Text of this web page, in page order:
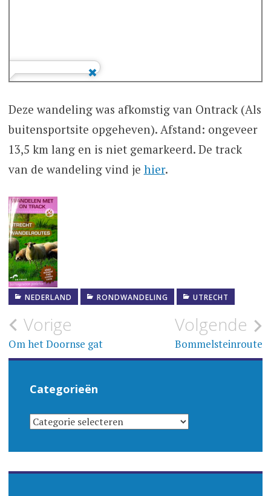
Deze wandeling was afkomstig van Ontrack (Als
buitensportsite opgeheven). Afstand: ongeveer
13,5 km lang en is niet gemarkeerd. De track
van de wandeling vind je hier.
NEDERLAND RONDWANDELING UTRECHT
Bericht
navigatie
Vorige
Om het Doornse gat
Volgende
Bommelsteinroute
Categorieën
CATEGORIEËN